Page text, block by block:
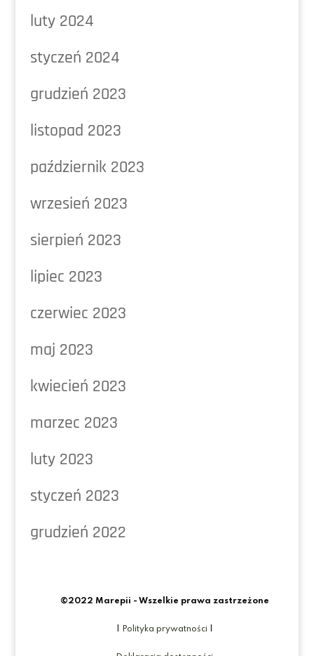
luty 2024
styczeń 2024
grudzień 2023
listopad 2023
październik 2023
wrzesień 2023
sierpień 2023
lipiec 2023
czerwiec 2023
maj 2023
kwiecień 2023
marzec 2023
luty 2023
styczeń 2023
grudzień 2022
©2022 Marepii - Wszelkie prawa zastrzeżone
Polityka prywatności|